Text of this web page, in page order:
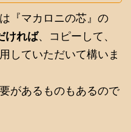
『マカロニの芯』の
ければ、コピーして、
していただいて構いま
があるものもあるので